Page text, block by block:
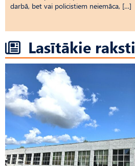
darbā, bet vai policistiem neiemāca, […]
Lasītākie raksti